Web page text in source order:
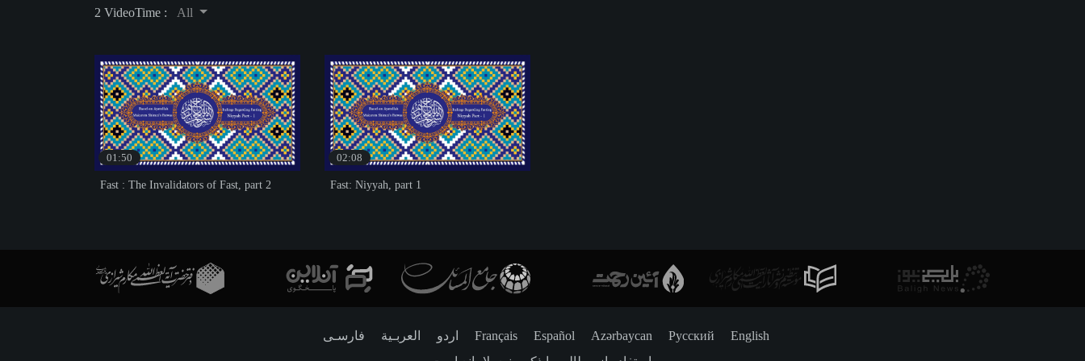
2 VideoTime : All
01:50
Fast : The Invalidators of Fast, part 2
02:08
Fast: Niyyah, part 1
فارسـی العربـیة اردو Français Español Azərbaycan Русский
English